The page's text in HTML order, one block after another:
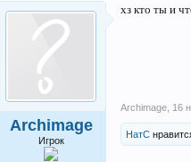
Archimage
Игрок
хз кто ты и
Archimage 16
НатС